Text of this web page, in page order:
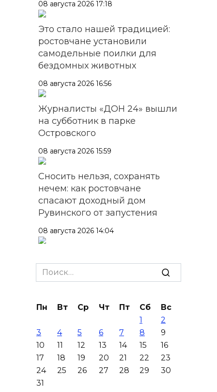
08 августа 2026 17:18
Это стало нашей традицией:
ростовчане установили
самодельные поилки для
бездомных животных
08 августа 2026 16:56
Журналисты «ДОН 24» вышли
на субботник в парке
Островского
08 августа 2026 15:59
Сносить нельзя, сохранять
нечем: как ростовчане
спасают доходный дом
Рувинского от запустения
08 августа 2026 14:04
поджег газ в квартире
бывшей жены, эвакуированы
08 августа 2026 13:19
Юрий Слюсарь поздравил
жителей Ростовской области
с Днем физкультурника
08 августа 2026 10:49
Search
for:
Пн Вт Ср Чт Пт Сб
Вс
1
2
3
4 5 6 7 8
9
10
11 12 13 14 15
16
17
18 19 20 21 22
23
24
25 26 27 28 29
30
31